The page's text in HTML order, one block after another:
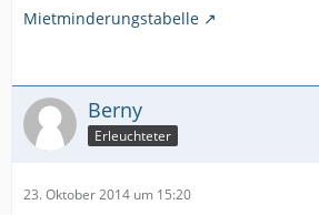
Mietminderungstabelle
Berny
Erleuchteter
23. Oktober 2014 um 15:20